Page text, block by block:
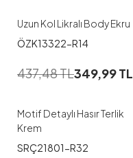
Uzun Kol Likralı Body Ekru
ÖZK13322-R14
437,48TL349,99TL
37 38 39 40
Motif Detaylı Hasır Terlik
Krem
SRÇ21801-R32